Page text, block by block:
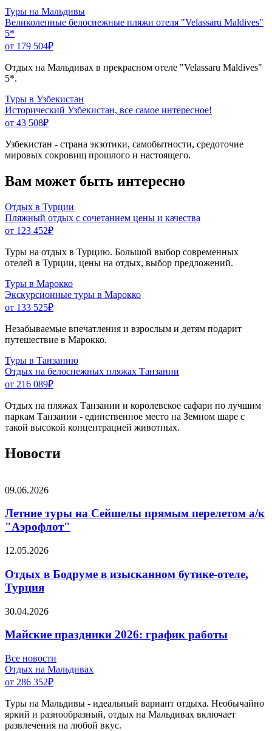
Туры на Мальдивы
Великолепные белоснежные пляжи отеля "Velassaru Maldives"
5*
от 179 504₽
Отдых на Мальдивах в прекрасном отеле "Velassaru Maldives"
5*.
Туры в Узбекистан
Исторический Узбекистан, все самое интересное!
от 43 508₽
Узбекистан - страна экзотики, самобытности, средоточие
мировых сокровищ прошлого и настоящего.
Вам может быть интересно
Отдых в Турции
Пляжный отдых с сочетанием цены и качества
от 123 452₽
Туры на отдых в Турцию. Большой выбор современных
отелей в Турции, цены на отдых, выбор предложений.
Туры в Марокко
Экскурсионные туры в Марокко
от 133 525₽
Незабываемые впечатления и взрослым и детям подарит
путешествие в Марокко.
Туры в Танзанию
Отдых на белоснежных пляжах Танзании
от 216 089₽
Отдых на пляжах Танзании и королевское сафари по лучшим
паркам Танзании - единственное место на Земном шаре с
такой высокой концентрацией животных.
Новости
09.06.2026
Летние туры на Сейшелы прямым перелетом а/к
"Аэрофлот"
12.05.2026
Отдых в Бодруме в изысканном бутике-отеле,
Турция
30.04.2026
Майские праздники 2026: график работы
Все новости
Отдых на Мальдивах
от 286 352₽
Туры на Мальдивы - идеальный вариант отдыха. Необычайно
яркий и разнообразный, отдых на Мальдивах включает
развлечения на любой вкус.